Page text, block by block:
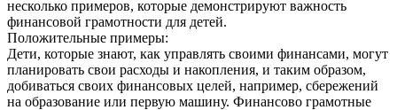
несколько примеров, которые демонстрируют важность
финансовой грамотности для детей.
Положительные примеры:
Дети, которые знают, как управлять своими финансами, могут
планировать свои расходы и накопления, и таким образом,
добиваться своих финансовых целей, например, сбережений
на образование или первую машину. Финансово грамотные